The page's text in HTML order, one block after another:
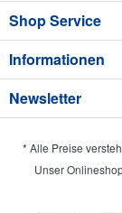
Shop Service
Informationen
Newsletter
* Alle Preise
Unser